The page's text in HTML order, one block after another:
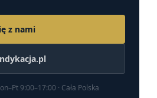
z nami
9:00–17:00 · Cała Polska